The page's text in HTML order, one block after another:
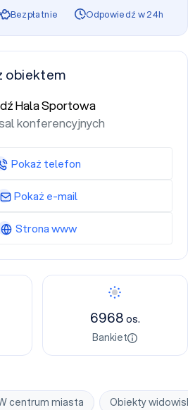
Bankiet
6968os.
Bankiet
centrum miasta Obiekty
Bezpłatnie Odpowiedź w 24h
obiektem
Hala Sportowa
konferencyjnych
Pokaż telefon
Pokaż e-mail
Strona www